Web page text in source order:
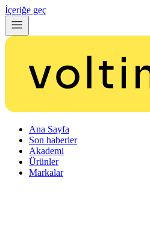
İçeriğe geç
Ana Sayfa
Son haberler
Akademi
Ürünler
Markalar